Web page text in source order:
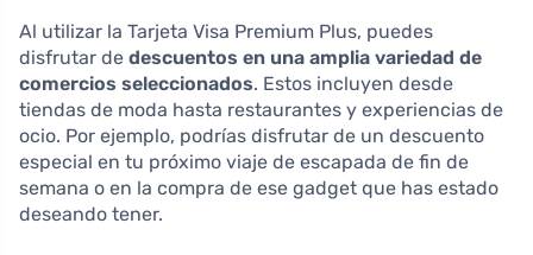
Al utilizar la Tarjeta Visa Premium Plus, puedes
disfrutar de descuentos en una amplia variedad de
comercios seleccionados. Estos incluyen desde
tiendas de moda hasta restaurantes y experiencias de
ocio. Por ejemplo, podrías disfrutar de un descuento
especial en tu próximo viaje de escapada de fin de
semana o en la compra de ese gadget que has estado
deseando tener.